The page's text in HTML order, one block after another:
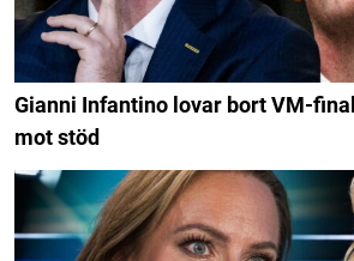
Gianni Infantino lovar bort VM-
mot stöd